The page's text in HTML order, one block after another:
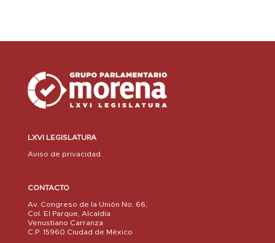
LXVI LEGISLATURA
Aviso de privacidad
CONTACTO
Av. Congreso de la Unión No. 66,
Col. El Parque, Alcaldía
Venustiano Carranza
C.P. 15960 Ciudad de México